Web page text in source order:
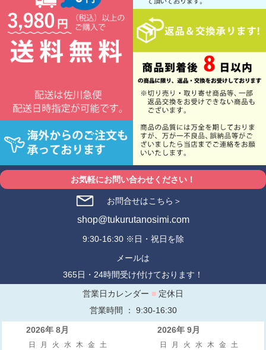
お気軽にお問い合わせください！
お問合せはこちら＞
shop@tukurutanosimi.com
9:30-16:30 ※日・祝日を除
メールは
365日・24時間受け付けております！
営業日カレンダー ■ 定休日
営業時間 ： 9:30-16:30
2026年 8月
日 月 火 水 木 金
土
2026年 9月
日 月 火 水 木 金
土